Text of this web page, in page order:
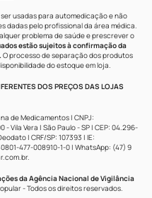
usadas para automedicação e não
dadas pelo profissional da área médica.
problema de saúde e prescrever o
estão sujeitos à confirmação da
O processo de separação dos produtos
do estoque em loja.
DOS PREÇOS DAS LOJAS
de Medicamentos | CNPJ:
Vila Vera | São Paulo - SP | CEP: 04.296-
| CRF/SP: 107393 | IE:
477-008910-1-0 | WhatsApp: (47) 9
.
da Agência Nacional de Vigilância
- Todos os direitos reservados.